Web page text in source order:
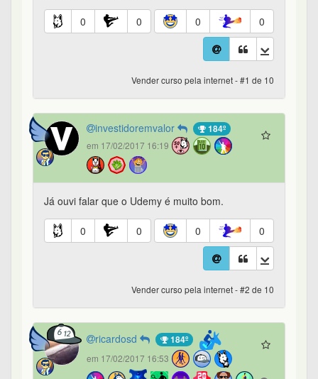
0 0 0 0
Vender curso pela internet - #1 de 10
investidoremvalor 184º
em 17/02/2017 16:19
Já ouvi falar que o Udemy é muito bom.
0 0 0 0
Vender curso pela internet - #2 de 10
ricardosd 184º
em 17/02/2017 16:53